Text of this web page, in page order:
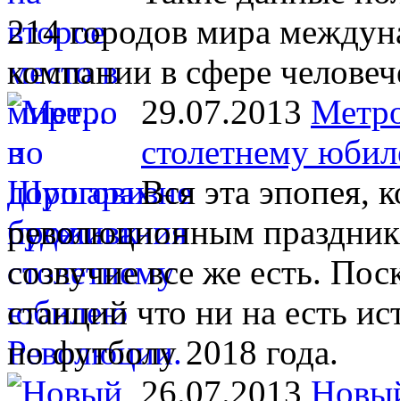
214 городов мира
компании в сфере
29.07.2013
столетнему
Вся эта эпопея,
революционным
созвучие все же есть.
станций что ни на есть
по футболу 2018 года.
26.07.2013